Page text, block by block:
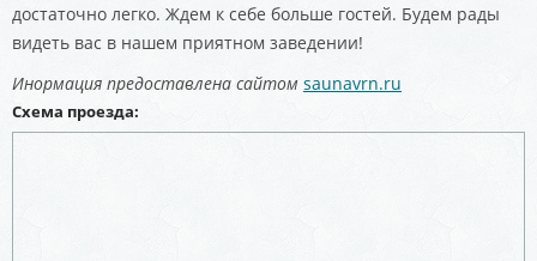
достаточно легко. Ждем к себе больше гостей. Будем рады
видеть вас в нашем приятном заведении!
Инормация предоставлена сайтом saunavrn.ru
Схема проезда: